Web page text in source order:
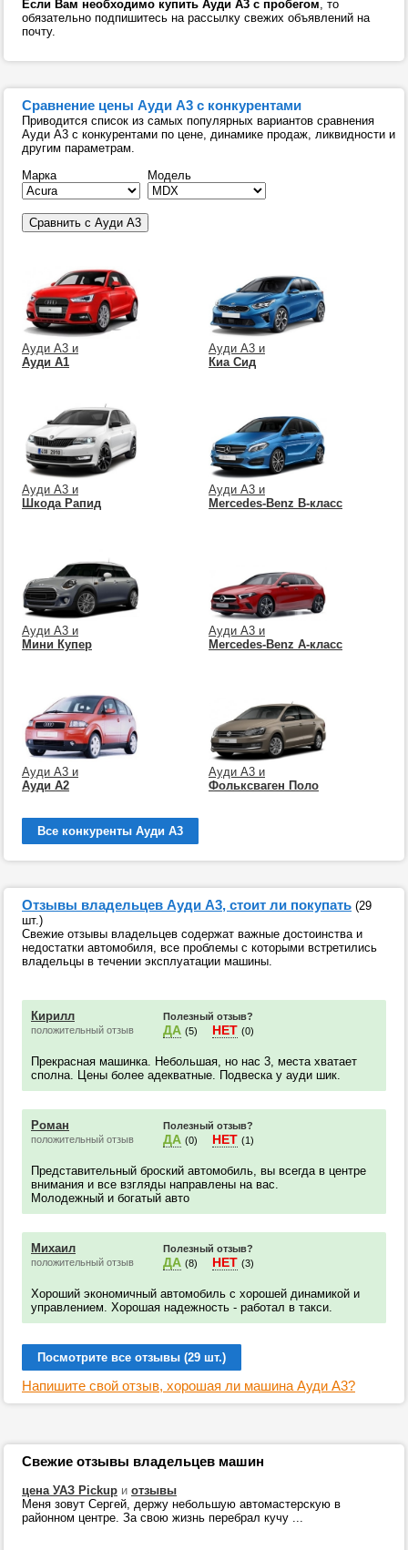
Если Вам необходимо купить Ауди А3 с пробегом, то
обязательно подпишитесь на рассылку свежих объявлений на
почту.
Сравнение цены Ауди А3 с конкурентами
Приводится список из самых популярных вариантов сравнения
Ауди А3 с конкурентами по цене, динамике продаж, ликвидности и
другим параметрам.
Марка
Модель
Ауди А3 и
Ауди А1
Ауди А3 и
Киа Сид
Ауди А3 и
Шкода Рапид
Ауди А3 и
Mercedes-Benz B-класс
Ауди А3 и
Мини Купер
Ауди А3 и
Mercedes-Benz A-класс
Ауди А3 и
Ауди А2
Ауди А3 и
Фольксваген Поло
Все конкуренты Ауди А3
Отзывы владельцев Ауди А3, стоит ли покупать (29
шт.)
Свежие отзывы владельцев содержат важные достоинства и
недостатки автомобиля, все проблемы с которыми встретились
владельцы в течении эксплуатации машины.
Кирилл
положительный отзыв
Полезный отзыв?
ДА (5) НЕТ (0)
Прекрасная машинка. Небольшая, но нас 3, места хватает
сполна. Цены более адекватные. Подвеска у ауди шик.
Роман
положительный отзыв
Полезный отзыв?
ДА (0) НЕТ (1)
Представительный броский автомобиль, вы всегда в центре
внимания и все взгляды направлены на вас.
Молодежный и богатый авто
Михаил
положительный отзыв
Полезный отзыв?
ДА (8) НЕТ (3)
Хороший экономичный автомобиль с хорошей динамикой и
управлением. Хорошая надежность - работал в такси.
Посмотрите все отзывы (29 шт.)
Напишите свой отзыв, хорошая ли машина Ауди А3?
Свежие отзывы владельцев машин
цена УАЗ Pickup и отзывы
Меня зовут Сергей, держу небольшую автомастерскую в
районном центре. За свою жизнь перебрал кучу ...